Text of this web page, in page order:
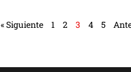
« Siguiente 1 2 3 4 5